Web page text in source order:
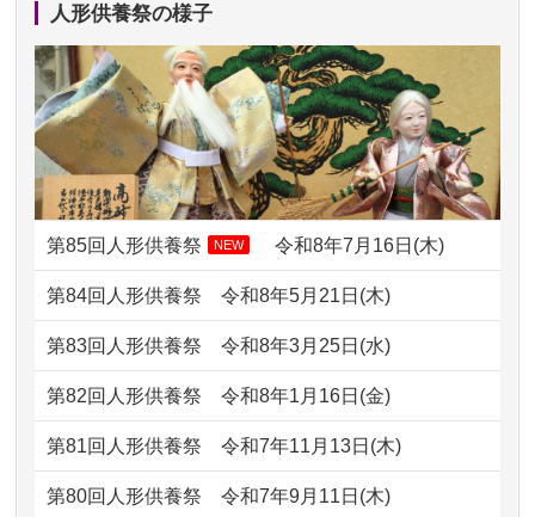
2026/07/11思い出のある人形達を、ちゃんと供養
したく、花...
2026/07/10家から近かったので。
2026/07/08誰も住んでいない実家の片付けを始め
ました。 ...
2026/07/069年間自由が丘店を見守ってくれてあり
がとう。
2026/07/05 しっかりとお人形たちの供養をしてい
ただけると...
2026/06/30長年大事にしてきた雛人形です、供養
ですが？
2024/01/13お雛様のセットを供養・処分したいの
ですが、お雛様とお内裏様だ...
2024/01/13供養申込みの後、供養祭までお人形は
どうなってるのですか？
2024/01/13会社のようですが、きちんと供養して
人形供養祭の様子
第85回人形供養祭 NEW 令和8年7月16日(木)
第84回人形供養祭令和8年5月21日(木)
第83回人形供養祭令和8年3月25日(水)
第82回人形供養祭令和8年1月16日(金)
第81回人形供養祭令和7年11月13日(木)
第80回人形供養祭令和7年9月11日(木)